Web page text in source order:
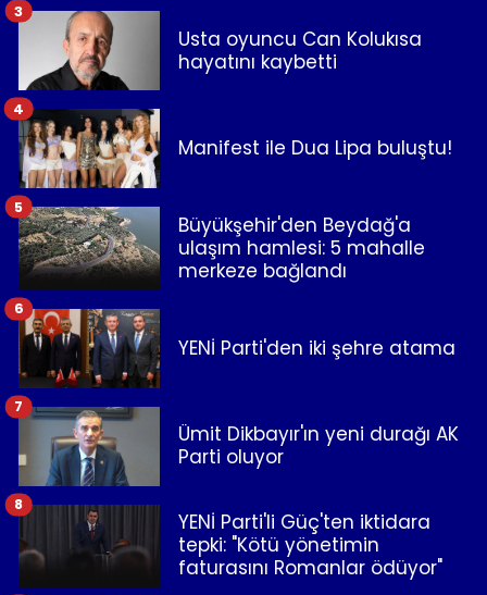
Usta oyuncu Can Kolukısa
hayatını kaybetti
3
Manifest ile Dua Lipa buluştu!
4
Büyükşehir'den Beydağ'a
ulaşım hamlesi: 5 mahalle
merkeze bağlandı
5
YENİ Parti'den iki şehre atama
6
Ümit Dikbayır'ın yeni durağı AK
Parti oluyor
7
YENİ Parti'li Güç'ten iktidara
tepki: "Kötü yönetimin
faturasını Romanlar ödüyor"
8